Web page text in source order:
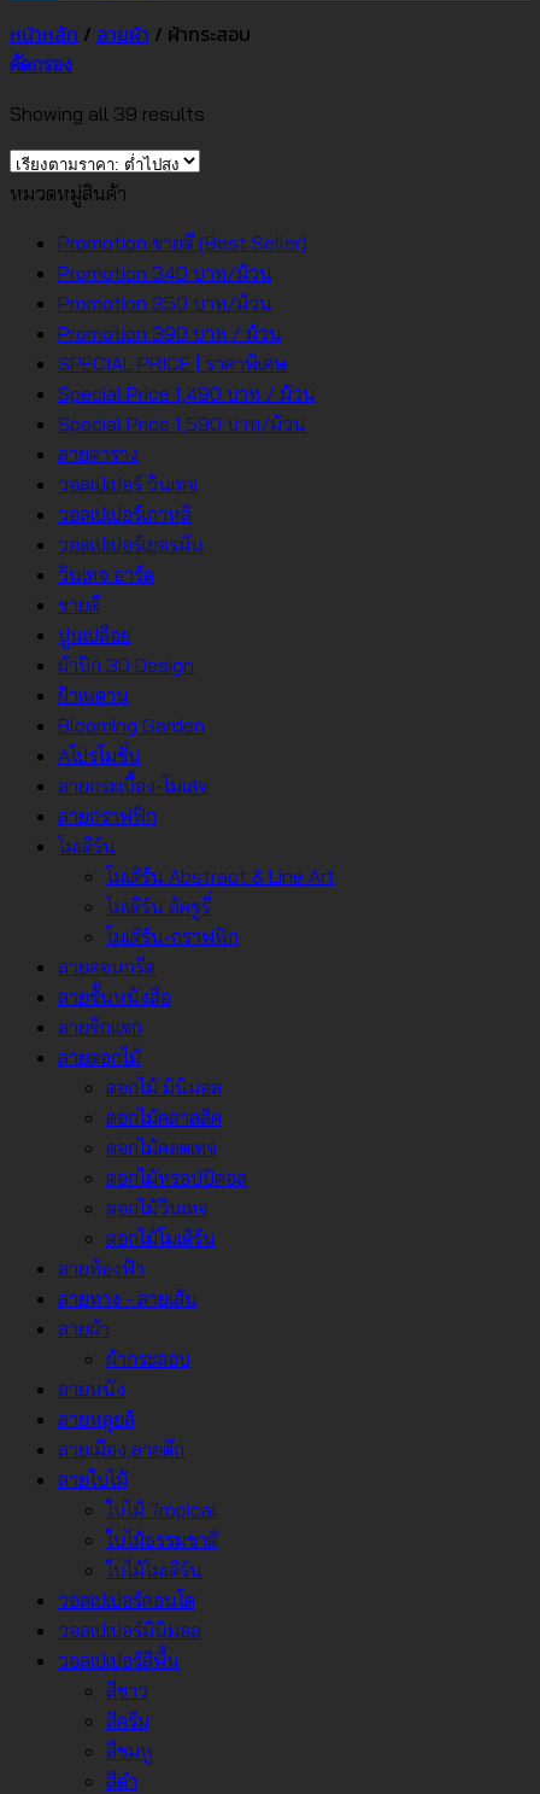
หน้าหลัก / ลายผ้า / ผ้ากระสอบ
คัดกรอง
Showing all 39 results
to
high
หมวดหมู่สินค้า
Promotion ขายดี (Best Seller)
Promotion 340 บาท/ม้วน
Promotion 350 บาท/ม้วน
Promotion 390 บาท / ม้วน
SPECIAL PRICE | ราคาพิเศษ
Special Price 1,490 บาท / ม้วน
Special Price 1,590 บาท/ม้วน
ลายตาราง
วอลเปเปอร์ วินเทจ
วอลเปเปอร์เกาหลี
วอลเปเปอร์เยอรมัน
วินเทจ อาร์ต
ขายดี
ปูนเปลือย
ผ้าปัก 3D Design
ฝ้าเพดาน
Blooming Garden
Aโปรโมชั่น
ลายกระเบื้อง-โมเสจ
ลายกราฟฟิก
โมเดิร์น
โมเดิร์น Abstract & Line Art
โมเดิร์น ลัคชูรี่
โมเดิร์น-กราฟฟิก
ลายคอนกรีต
ลายชั้นหนังสือ
ลายซิกแซก
ลายดอกไม้
ดอกไม้ มินิมอล
ดอกไม้คลาสสิค
ดอกไม้คอตเทจ
ดอกไม้ทรอปปิคอล
ดอกไม้วินเทจ
ดอกไม้โมเดิร์น
ลายท้องฟ้า
ลายทาง - ลายเส้น
ลายผ้า
ผ้ากระสอบ
ลายหนัง
ลายหลุยส์
ลายเมือง,ลายตึก
ลายใบไม้
ใบไม้ Tropical
ใบไม้ธรรมชาติ
ใบไม้โมเดิร์น
วอลเปเปอร์คอนโด
วอลเปเปอร์มินิมอล
วอลเปเปอร์สีพื้น
สีขาว
สีครีม
สีชมพู
สีดำ